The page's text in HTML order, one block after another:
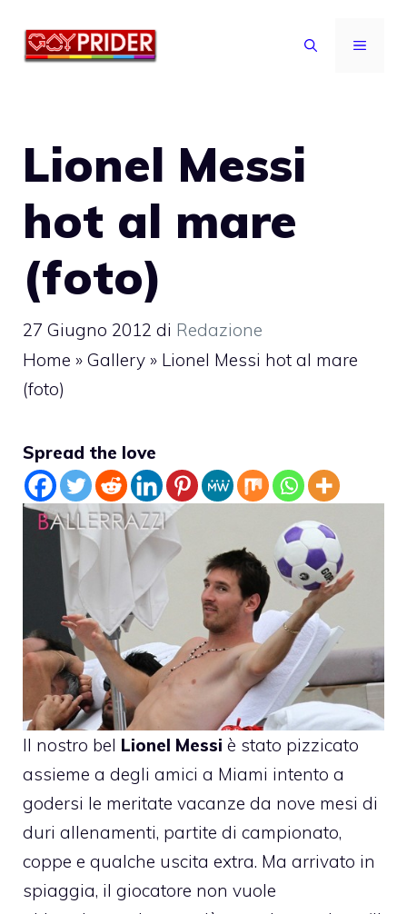
MENU
Lionel Messi
hot al mare
(foto)
27 Giugno 2012 di Redazione
Home » Gallery » Lionel Messi hot al mare
(foto)
Spread the love
Il nostro bel Lionel Messi è stato pizzicato
assieme a degli amici a Miami intento a
godersi le meritate vacanze da nove mesi di
duri allenamenti, partite di campionato,
coppe e qualche uscita extra. Ma arrivato in
spiaggia, il giocatore non vuole